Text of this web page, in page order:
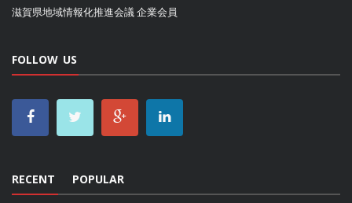
滋賀県地域情報化推進会議企業会員
FOLLOW US
RECENT POPULAR